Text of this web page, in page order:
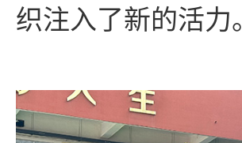
织注入了新的活力。